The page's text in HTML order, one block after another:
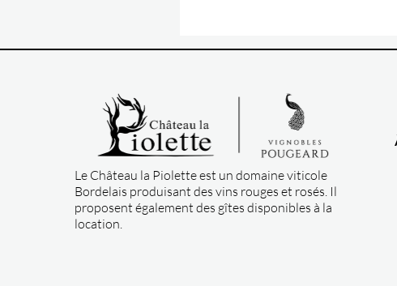
Le Château la Piolette est un domaine viticole
Bordelais produisant des vins rouges et rosés. Il
proposent également des gîtes disponibles à la
location.